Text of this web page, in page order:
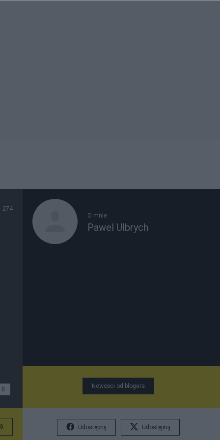
274
0
O mnie
Pawel Ulbrych
Nowości od blogera
Udostępnij Udostępnij